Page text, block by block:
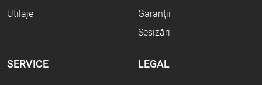
Utilaje
Garanții
Sesizări
SERVICE LEGAL